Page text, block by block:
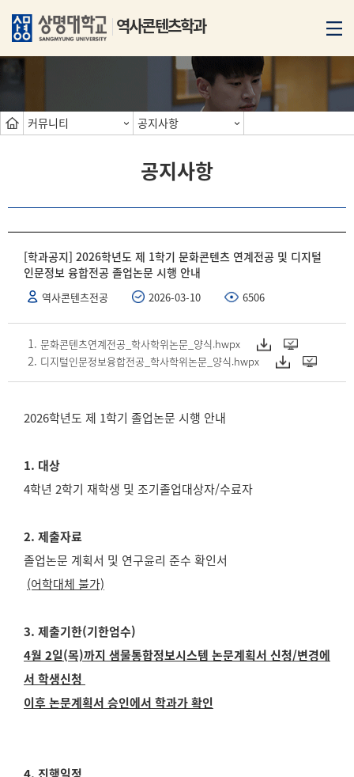
역사콘텐츠학과
커뮤니티 공지사항
공지사항
[학과공지] 2026학년도 제 1학기 문화콘텐츠 연계전공 및 디지털
인문정보 융합전공 졸업논문 시행 안내
역사콘텐츠전공 2026-03-10 6506
문화콘텐츠연계전공_학사학위논문_양식.hwpx
디지털인문정보융합전공_학사학위논문_양식.hwpx
2026학년도 제 1학기 졸업논문 시행 안내
1. 대상
4학년 2학기 재학생 및 조기졸업대상자/수료자
2. 제출자료
졸업논문 계획서 및 연구윤리 준수 확인서
(어학대체 불가)
3. 제출기한(기한엄수)
4월 2일(목)까지 샘물통합정보시스템 논문계획서 신청/변경에
서 학생신청
이후 논문계획서 승인에서 학과가 확인